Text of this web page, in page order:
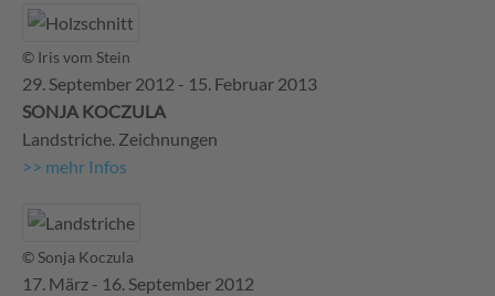
© Iris vom Stein
29. September 2012 - 15. Februar 2013
SONJA KOCZULA
Landstriche. Zeichnungen
>> mehr Infos
© Sonja Koczula
17. März - 16. September 2012